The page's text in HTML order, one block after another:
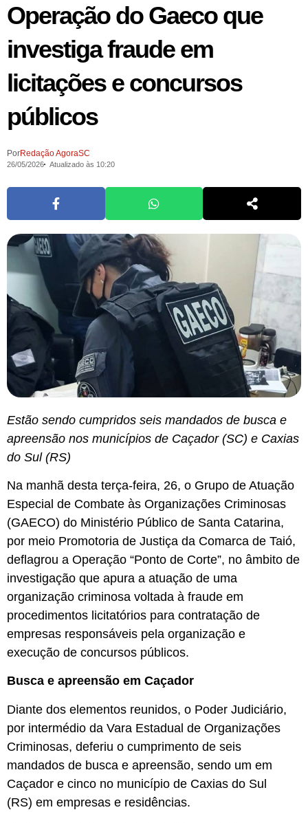
Operação do Gaeco que
investiga fraude em
licitações e concursos
públicos
PorRedação AgoraSC
26/05/2026 Atualizado às 10:20
Estão sendo cumpridos seis mandados de busca e
apreensão nos municípios de Caçador (SC) e Caxias
do Sul (RS)
Na manhã desta terça-feira, 26, o Grupo de Atuação
Especial de Combate às Organizações Criminosas
(GAECO) do Ministério Público de Santa Catarina,
por meio Promotoria de Justiça da Comarca de Taió,
deflagrou a Operação “Ponto de Corte”, no âmbito de
investigação que apura a atuação de uma
organização criminosa voltada à fraude em
procedimentos licitatórios para contratação de
empresas responsáveis pela organização e
execução de concursos públicos.
Busca e apreensão em Caçador
Diante dos elementos reunidos, o Poder Judiciário,
por intermédio da Vara Estadual de Organizações
Criminosas, deferiu o cumprimento de seis
mandados de busca e apreensão, sendo um em
Caçador e cinco no município de Caxias do Sul
(RS) em empresas e residências.